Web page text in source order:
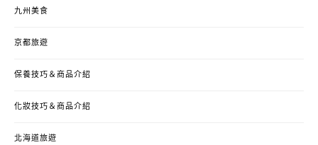
九州美食
京都旅遊
保養技巧＆商品介紹
化妝技巧＆商品介紹
北海道旅遊